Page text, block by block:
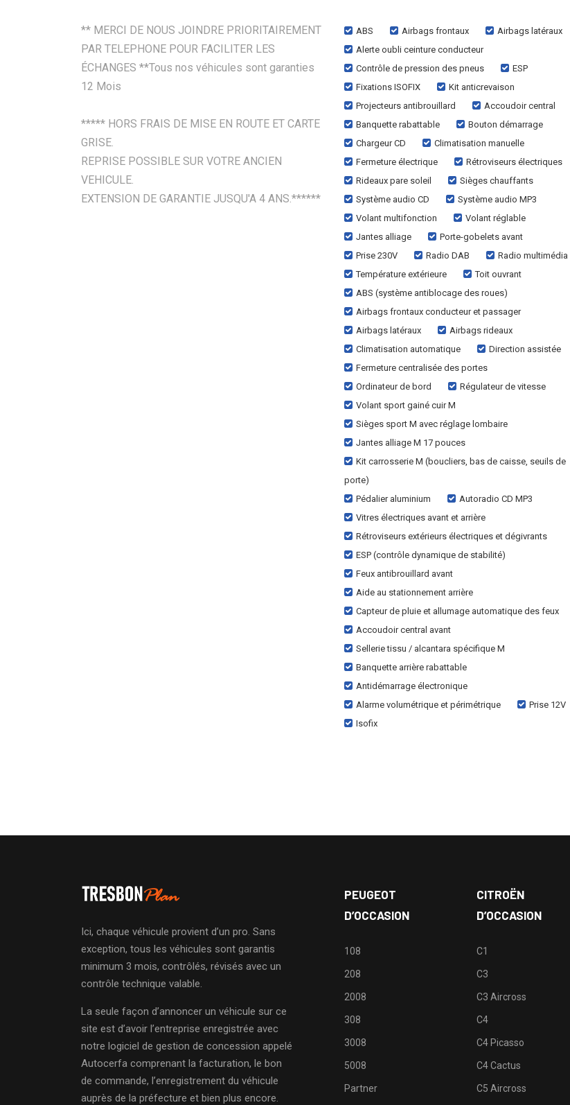
** MERCI DE NOUS JOINDRE PRIORITAIREMENT
PAR TELEPHONE POUR FACILITER LES
ÉCHANGES **Tous nos véhicules sont garanties
12 Mois
***** HORS FRAIS DE MISE EN ROUTE ET CARTE
GRISE.
REPRISE POSSIBLE SUR VOTRE ANCIEN
VEHICULE.
EXTENSION DE GARANTIE JUSQU'A 4 ANS.******
ABS Airbags frontaux
Airbags latéraux
Alerte oubli ceinture conducteur
Contrôle de pression des pneus
ESP
Fixations ISOFIX
Kit anticrevaison
Projecteurs antibrouillard
Accoudoir central
Banquette rabattable
Bouton démarrage
Chargeur CD
Climatisation manuelle
Fermeture électrique
Rétroviseurs électriques
Rideaux pare soleil
Sièges chauffants
Système audio CD
Système audio MP3
Volant multifonction
Volant réglable
Jantes alliage
Porte-gobelets avant
Prise 230V
Radio DAB
Radio multimédia
Température extérieure
Toit ouvrant
ABS (système antiblocage des roues)
Airbags frontaux conducteur et passager
Airbags latéraux
Airbags rideaux
Climatisation automatique
Direction assistée
Fermeture centralisée des portes
Ordinateur de bord
Régulateur de vitesse
Volant sport gainé cuir M
Sièges sport M avec réglage lombaire
Jantes alliage M 17 pouces
Kit carrosserie M (boucliers, bas de caisse, seuils de
porte)
Pédalier aluminium
Autoradio CD MP3
Vitres électriques avant et arrière
Rétroviseurs extérieurs électriques et dégivrants
ESP (contrôle dynamique de stabilité)
Feux antibrouillard avant
Aide au stationnement arrière
Capteur de pluie et allumage automatique des feux
Accoudoir central avant
Sellerie tissu / alcantara spécifique M
Banquette arrière rabattable
Antidémarrage électronique
Alarme volumétrique et périmétrique
Prise 12V
Isofix
Ici, chaque véhicule provient d’un pro. Sans
exception, tous les véhicules sont garantis
minimum 3 mois, contrôlés, révisés avec un
contrôle technique valable.
La seule façon d’annoncer un véhicule sur ce
site est d’avoir l’entreprise enregistrée avec
notre logiciel de gestion de concession appelé
Autocerfa comprenant la facturation, le bon
de commande, l’enregistrement du véhicule
auprès de la préfecture et bien plus encore.
PEUGEOT
D’OCCASION
108
208
2008
308
3008
5008
Partner
CITROËN
D’OCCASION
C1
C3
C3 Aircross
C4
C4 Picasso
C4 Cactus
C5 Aircross